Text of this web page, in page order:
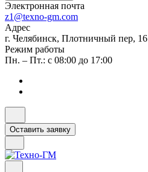
Электронная почта
z1@texno-gm.com
Адрес
г. Челябинск, Плотничный пер, 16
Режим работы
Пн. – Пт.: с 08:00 до 17:00
Оставить заявку